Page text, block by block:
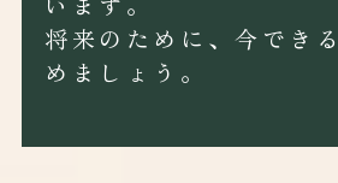
将来のために、今でき
めましょう。